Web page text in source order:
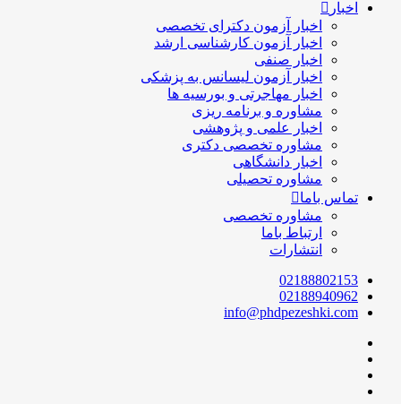
اخبار
اخبار آزمون دکترای تخصصی
اخبار آزمون کارشناسی ارشد
اخبار صنفی
اخبار آزمون لیسانس به پزشکی
اخبار مهاجرتی و بورسیه ها
مشاوره و برنامه ریزی
اخبار علمی و پژوهشی
مشاوره تخصصی دکتری
اخبار دانشگاهی
مشاوره تحصیلی
تماس باما
مشاوره تخصصی
ارتباط باما
انتشارات
02188802153
02188940962
info@phdpezeshki.com